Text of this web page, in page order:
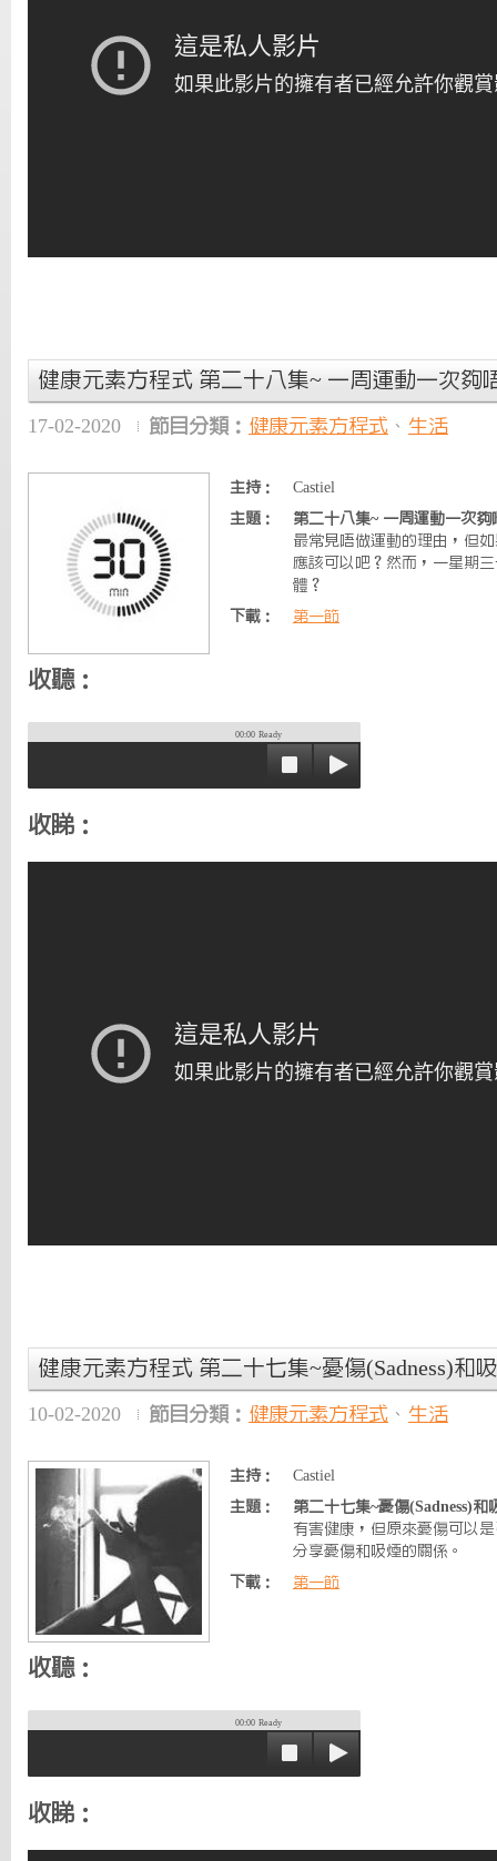
健康元素方程式 第二十八集~ 一周運動一次夠
17-02-2020 節目分類： 健康元素方程式 、 生活
主持：
Castiel
主題：
第二十八集~ 一周運動一次夠
最常見唔做運動的理由，但
應該可以吧？然而，一星期
體？
下載：
第一節
收聽：
00:00 Ready
收睇：
健康元素方程式 第二十七集~憂傷(Sadness)和
10-02-2020 節目分類： 健康元素方程式 、 生活
主持：
Castiel
主題：
第二十七集~憂傷(Sadness)和
有害健康，但原來憂傷可以
分享憂傷和吸煙的關係。
下載：
第一節
收聽：
00:00 Ready
收睇：